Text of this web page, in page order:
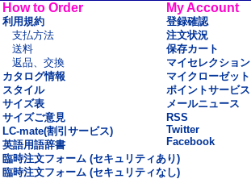
How to Order
利用規約
支払方法
送料
返品、交換
カタログ情報
スタイル
サイズ表
サイズご意見
LC-mate(割引サービス)
英語用語辞書
My Account
登録確認
注文状況
保存カート
マイセレクション
マイクローゼット
ポイントサービス
メールニュース
RSS
Twitter
Facebook
臨時注文フォーム (セキュリティあり)
臨時注文フォーム (セキュリティなし)